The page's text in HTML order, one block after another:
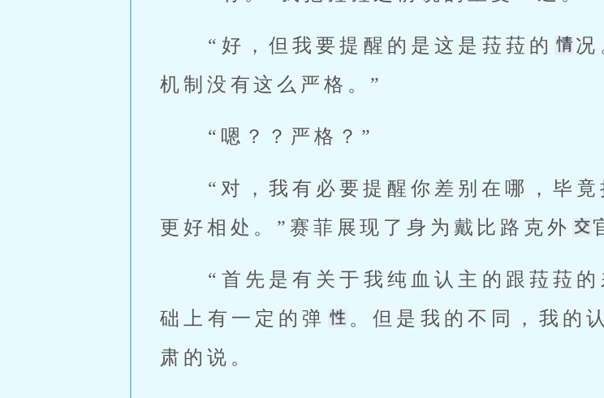
“好，但我要提醒的是这是菈菈的
况
机制没有这么严格。”
“嗯？？严格？”
更好相处。”赛菲展现了身为戴比路克外
“首先是有关于我纯血认主的跟菈菈
础上有一定的弹
。但是我的不同，我的
肃的说。